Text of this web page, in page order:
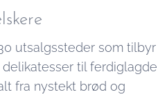
utsalgssteder som tilbyr
til ferdiglagde
fra nystekt brød og